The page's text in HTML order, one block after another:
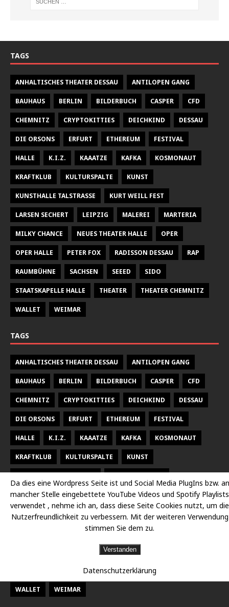
TAGS
ANHALTISCHES THEATER DESSAU ANTILOPEN GANG
BAUHAUS BERLIN BILDERBUCH CASPER CFD
CHEMNITZ CRYPTOKITTIES DEICHKIND DESSAU
DIE ORSONS ERFURT ETHEREUM FESTIVAL
HALLE K.I.Z. KAAATZE KAFKA KOSMONAUT
KRAFTKLUB KULTURSPALTE KUNST
KUNSTHALLE TALSTRASSE KURT WEILL FEST
LARSEN SECHERT LEIPZIG MALEREI MARTERIA
MILKY CHANCE NEUES THEATER HALLE OPER
OPER HALLE PETER FOX RADISSON DESSAU RAP
RAUMBÜHNE SACHSEN SEEED SIDO
STAATSKAPELLE HALLE THEATER THEATER CHEMNITZ
WALLET WEIMAR
TAGS
ANHALTISCHES THEATER DESSAU ANTILOPEN GANG
BAUHAUS BERLIN BILDERBUCH CASPER CFD
CHEMNITZ CRYPTOKITTIES DEICHKIND DESSAU
DIE ORSONS ERFURT ETHEREUM FESTIVAL
HALLE K.I.Z. KAAATZE KAFKA KOSMONAUT
KRAFTKLUB KULTURSPALTE KUNST
LARSEN SECHERT LEIPZIG MALEREI MARTERIA
MILKY CHANCE NEUES THEATER HALLE OPER
PETER FOX RADISSON DESSAU
SEEED
STAATSKAPELLE HALLE THEATER THEATER CHEMNITZ
WALLET WEIMAR
Da dies eine Wordpress Seite ist und Social Media PlugIns bzw. an
mancher Stelle eingebettete YouTube Videos und Spotify Playlists
verwendet , nehme ich an, dass diese Seite Cookies nutzt, um die
Nutzerfreundlichkeit zu verbessern. Mit der weiteren Verwendung
stimmen Sie dem zu.
Verstanden
Datenschutzerklärung